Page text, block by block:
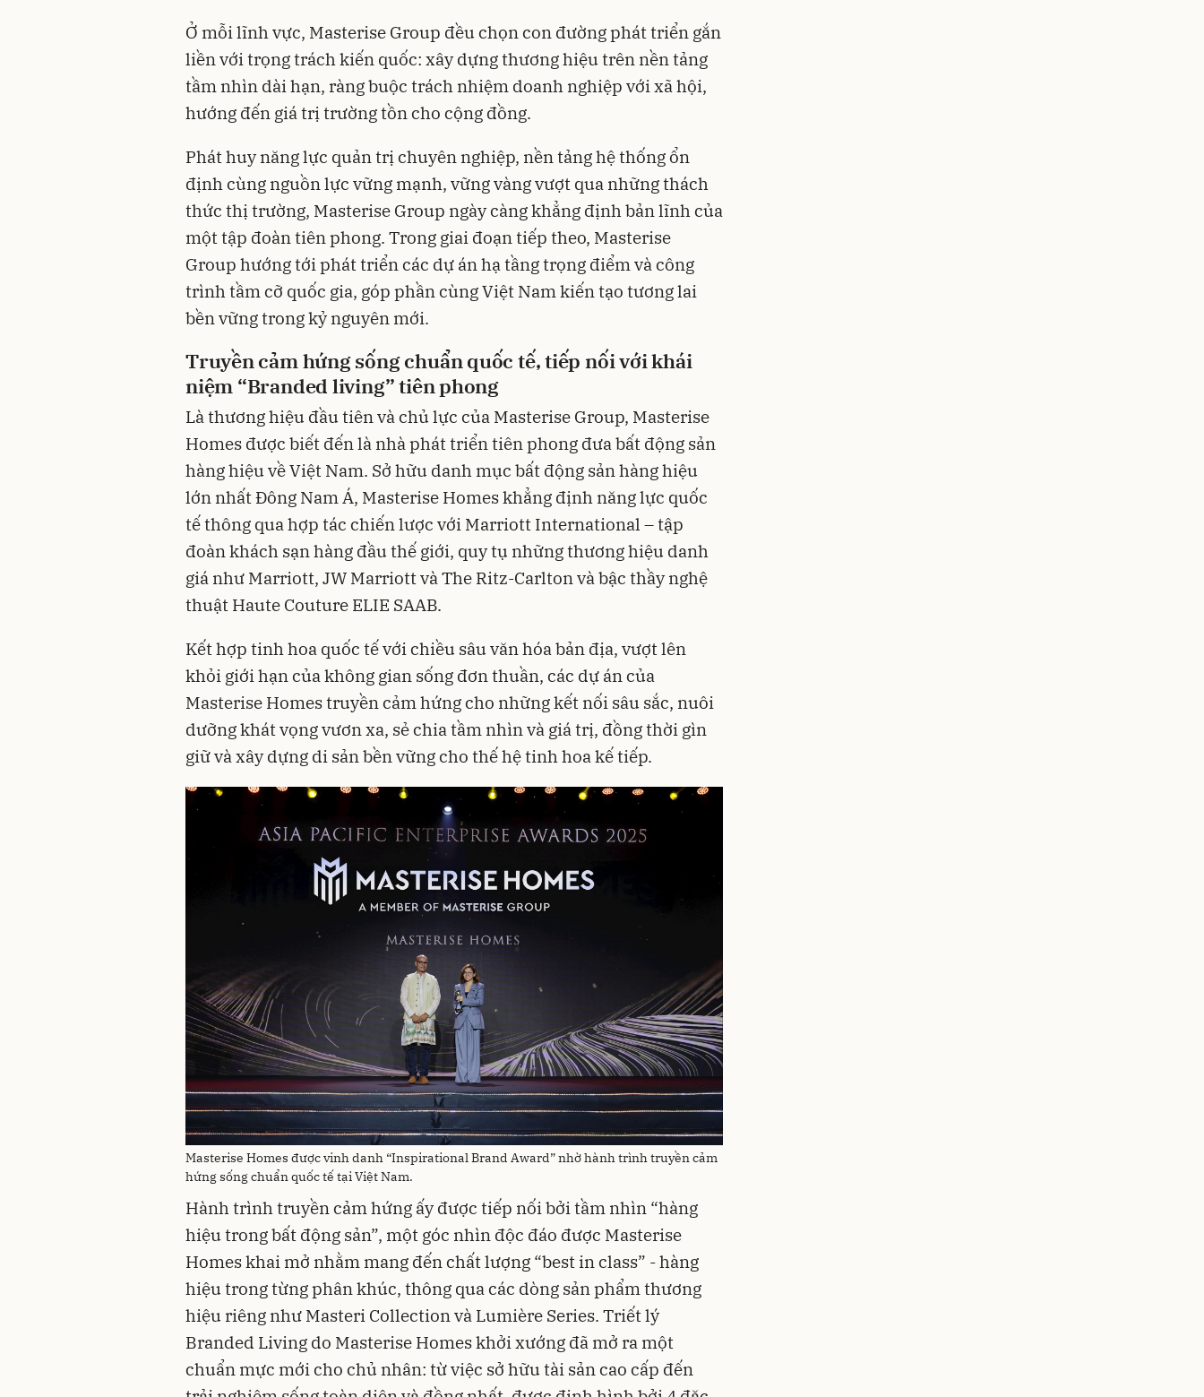
Ở mỗi lĩnh vực, Masterise Group đều chọn con đường phát triển gắn
liền với trọng trách kiến quốc: xây dựng thương hiệu trên nền tảng
tầm nhìn dài hạn, ràng buộc trách nhiệm doanh nghiệp với xã hội,
hướng đến giá trị trường tồn cho cộng đồng.
Phát huy năng lực quản trị chuyên nghiệp, nền tảng hệ thống ổn
định cùng nguồn lực vững mạnh, vững vàng vượt qua những thách
thức thị trường, Masterise Group ngày càng khẳng định bản lĩnh của
một tập đoàn tiên phong. Trong giai đoạn tiếp theo, Masterise
Group hướng tới phát triển các dự án hạ tầng trọng điểm và công
trình tầm cỡ quốc gia, góp phần cùng Việt Nam kiến tạo tương lai
bền vững trong kỷ nguyên mới.
Truyền cảm hứng sống chuẩn quốc tế, tiếp nối với khái
niệm “Branded living” tiên phong
Là thương hiệu đầu tiên và chủ lực của Masterise Group, Masterise
Homes được biết đến là nhà phát triển tiên phong đưa bất động sản
hàng hiệu về Việt Nam. Sở hữu danh mục bất động sản hàng hiệu
lớn nhất Đông Nam Á, Masterise Homes khẳng định năng lực quốc
tế thông qua hợp tác chiến lược với Marriott International – tập
đoàn khách sạn hàng đầu thế giới, quy tụ những thương hiệu danh
giá như Marriott, JW Marriott và The Ritz-Carlton và bậc thầy nghệ
thuật Haute Couture ELIE SAAB.​
Kết hợp tinh hoa quốc tế với chiều sâu văn hóa bản địa, vượt lên
khỏi giới hạn của không gian sống đơn thuần, các dự án của
Masterise Homes truyền cảm hứng cho những kết nối sâu sắc, nuôi
dưỡng khát vọng vươn xa, sẻ chia tầm nhìn và giá trị, đồng thời gìn
giữ và xây dựng di sản bền vững cho thế hệ tinh hoa kế tiếp.
Masterise Homes được vinh danh “Inspirational Brand Award” nhờ hành trình truyền cảm
hứng sống chuẩn quốc tế tại Việt Nam.
Hành trình truyền cảm hứng ấy được tiếp nối bởi tầm nhìn “hàng
hiệu trong bất động sản”, một góc nhìn độc đáo được Masterise
Homes khai mở nhằm mang đến chất lượng “best in class” - hàng
hiệu trong từng phân khúc, thông qua các dòng sản phẩm thương
hiệu riêng như Masteri Collection và Lumière Series. Triết lý
Branded Living do Masterise Homes khởi xướng đã mở ra một
chuẩn mực mới cho chủ nhân: từ việc sở hữu tài sản cao cấp đến